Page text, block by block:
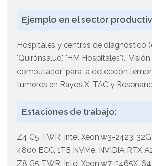
Ejemplo en el sector
Hospitales y centros de diagnóstico
'Quirónsalud', 'HM Hospitales').
computador' para la detección
tumores en Rayos X, TAC y
Estaciones de trabajo:
Z4 G5 TWR: Intel Xeon w3-2423,
4800 ECC, 1TB NVMe, NVIDIA RTX
Z8 G5 TWR: Intel Xeon w7-3465X,